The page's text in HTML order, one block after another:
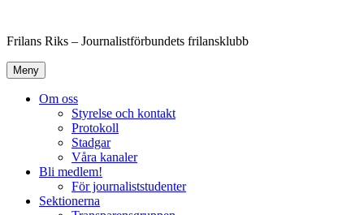
innehåll
Frilans Riks – Journalistförbundets frilansklubb
Meny
Om oss
Styrelse och kontakt
Protokoll
Stadgar
Våra kanaler
Bli medlem!
För journaliststudenter
Sektionerna